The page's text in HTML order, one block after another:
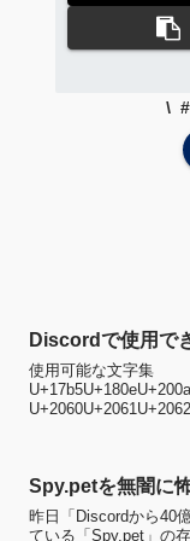
Discordで使用で
使用可能な文字集
Spy.petを無闇に
昨日「Discordから40
ている「Spy.pet」の